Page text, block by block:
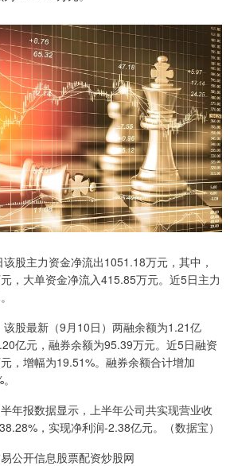
主力资金净流出1051.18万元，其中，
，大单资金净流入415.85万元。近5日主力
股最新（9月10日）两融余额为1.21亿
亿元，融券余额为95.39万元。近5日融资
，增幅为19.51%。融券余额合计增加
报数据显示，上半年公司共实现营业收
，实现净利润-2.38亿元。（数据宝）
开信息股票配资炒股网